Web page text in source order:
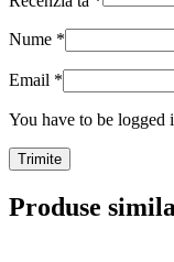
Nume *
Email *
You have to be logged
Produse